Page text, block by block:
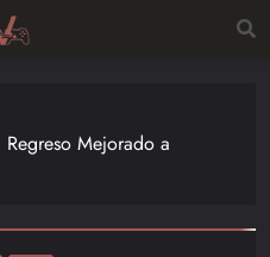
lasRegreso Mejorado a